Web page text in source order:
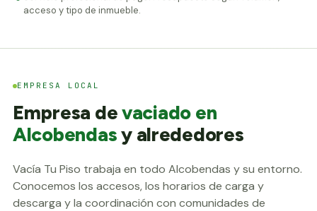
acceso y tipo de inmueble.
EMPRESA LOCAL
Empresa devaciado en
Alcobendasy alrededores
Vacía Tu Piso trabaja en todo Alcobendas y su entorno.
Conocemos los accesos, los horarios de carga y
descarga y la coordinación con comunidades de